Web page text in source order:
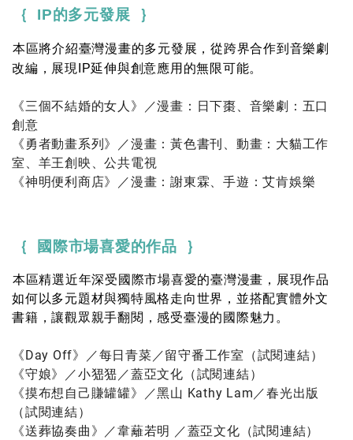
｛ IP的多元發展 ｝
本區將介紹臺灣漫畫的多元發展，從跨界合作到音樂劇
改編，展現IP延伸與創意應用的無限可能。
《三個不結婚的女人》／漫畫：日下棗、音樂劇：五口
創意
《勇者動畫系列》／漫畫：黃色書刊、動畫：大貓工作
室、羊王創映、公共電視
《神明便利商店》／漫畫：謝東霖、手遊：艾肯娛樂
｛ 國際市場喜愛的作品 ｝
本區精選近年深受國際市場喜愛的臺灣漫畫，展現作品
如何以多元題材與獨特風格走向世界，並搭配實體外文
書籍，讓觀眾親手翻閱，感受臺漫的國際魅力。
《Day Off》／每日青菜／留守番工作室（試閱連結）
《守娘》／小峱峱／蓋亞文化（試閱連結）
《摸布想自己賺罐罐》／黑山 Kathy Lam／春光出版
（試閱連結）
《送葬協奏曲》／韋蘺若明 ／蓋亞文化（試閱連結）